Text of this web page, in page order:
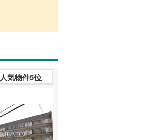
人気物件5位